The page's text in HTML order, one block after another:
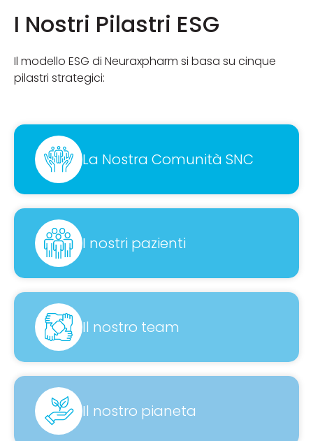
I Nostri Pilastri ESG
Il modello ESG di Neuraxpharm si basa su cinque
pilastri strategici:
La Nostra Comunità SNC
I nostri pazienti
Il nostro team
Il nostro pianeta